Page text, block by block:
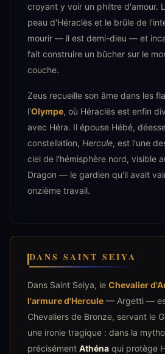
croyant y voir un philtre d'amour.
peau d'Héraclès et le brûle de
mourir — il est demi-dieu — et
fait construire un bûcher sur le
couche.
Zeus recueille son âme dans les
l'Olympe, où Héraclès est enfin
avec Héra. Il épouse Hébé,
constellation, Hercule, est l'une
ciel de l'hémisphère nord, visible
Dragon — le gardien qu'il avait
onzième travail.
DANS SAINT SEIYA
Dans Saint Seiya, le Chevalier
l'armure d'Hercule — Argetti —
Chevaliers de Bronze, servant le
une ironie tragique : dans la
précisément Athéna qui protège